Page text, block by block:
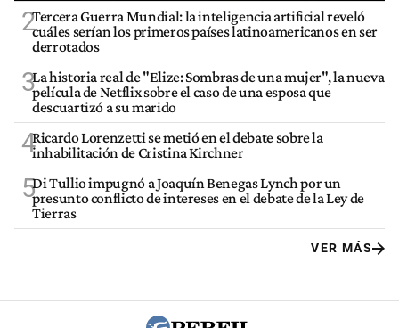
2Tercera Guerra Mundial: la inteligencia artificial reveló
cuáles serían los primeros países latinoamericanos en ser
derrotados
3La historia real de "Elize: Sombras de una mujer", la nueva
película de Netflix sobre el caso de una esposa que
descuartizó a su marido
4Ricardo Lorenzetti se metió en el debate sobre la
inhabilitación de Cristina Kirchner
5Di Tullio impugnó a Joaquín Benegas Lynch por un
presunto conflicto de intereses en el debate de la Ley de
Tierras
VER MÁS